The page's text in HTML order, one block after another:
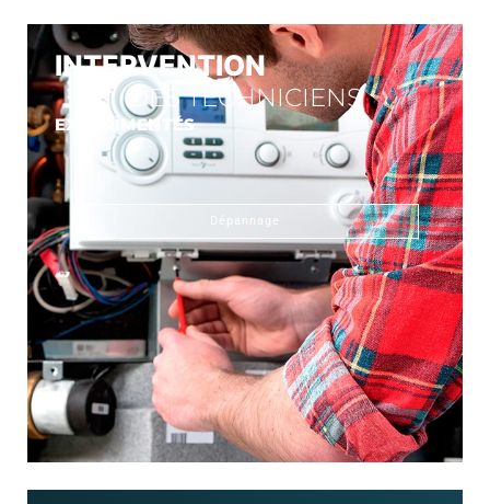
INTERVENTION
DES TECHNICIENS
EXPÉRIMENTÉS
Dépannage